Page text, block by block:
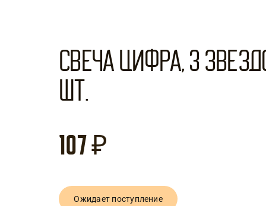
Свеча Цифра, 3
шт.
107₽
Ожидает поступление